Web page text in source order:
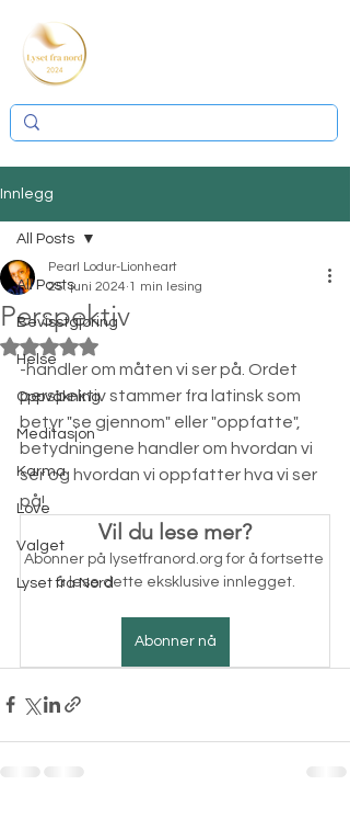
Innlegg
All Posts
Bevisstgjøring
Helse
Oppvåkning
Meditasjon
Karma
Love
Valget
Lyset fra Nord
All Posts
Perspektiv
Pearl Lodur-Lionheart
25. juni 2024 1 min lesing
Gitt NaN av 5 stjerner.
-handler om måten vi ser på. Ordet
perspektiv stammer fra latinsk som
betyr "se gjennom" eller "oppfatte",
betydningene handler om hvordan vi
ser og hvordan vi oppfatter hva vi ser
på!
Vil du lese mer?
Abonner på lysetfranord.org for å fortsette
å lese dette eksklusive innlegget.
Abonner nå